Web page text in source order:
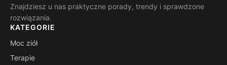
Znajdziesz u nas praktyczne porady, trendy i sprawdzone
rozwiązania.
KATEGORIE
Moc ziół
Terapie